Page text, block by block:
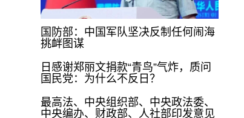
国防部：中国军队坚决反制任何闹海
挑衅图谋
日感谢郑丽文捐款“青鸟”气炸，质问
国民党：为什么不反日？
最高法、中央组织部、中央政法委、
中央编办、财政部、人社部印发意见